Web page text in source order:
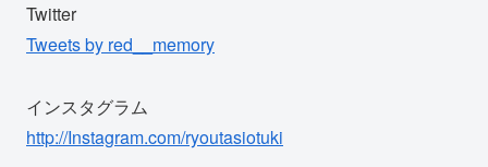
Twitter
Tweets by red__memory
インスタグラム
http://Instagram.com/ryoutasiotuki